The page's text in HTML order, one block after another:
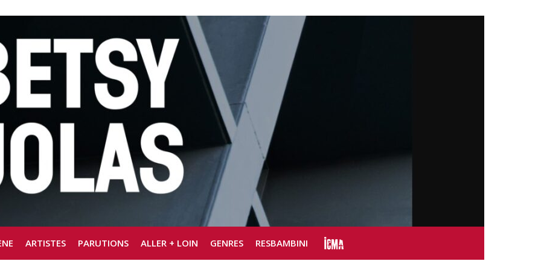
ARTISTES PARUTIONS ALLER + LOIN GENRES RESBAMBINI